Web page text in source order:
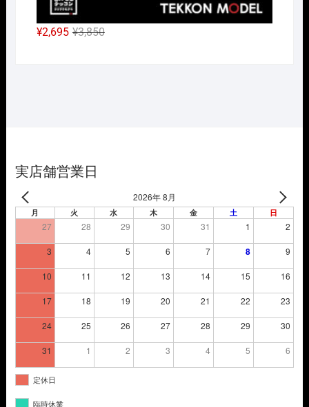
¥3,850元
¥2,695
現
実店舗営業日
2026年 8月
月 火 水 木 金 土 日
27 28 29 30 31 1 2
3 4 5 6 7 8 9
10 11 12 13 14 15 16
17 18 19 20 21 22 23
24 25 26 27 28 29 30
31 1 2 3 4 5 6
定休日
臨時休業